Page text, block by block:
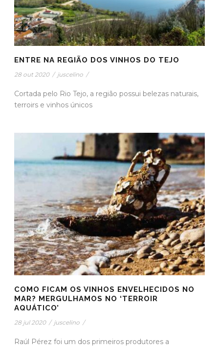
ENTRE NA REGIÃO DOS VINHOS DO TEJO
28 out 2020 / juscelino /
Cortada pelo Rio Tejo, a região possui belezas naturais,
terroirs e vinhos únicos
COMO FICAM OS VINHOS ENVELHECIDOS NO
MAR? MERGULHAMOS NO ‘TERROIR
AQUÁTICO’
28 jul 2020 / juscelino /
Raúl Pérez foi um dos primeiros produtores a